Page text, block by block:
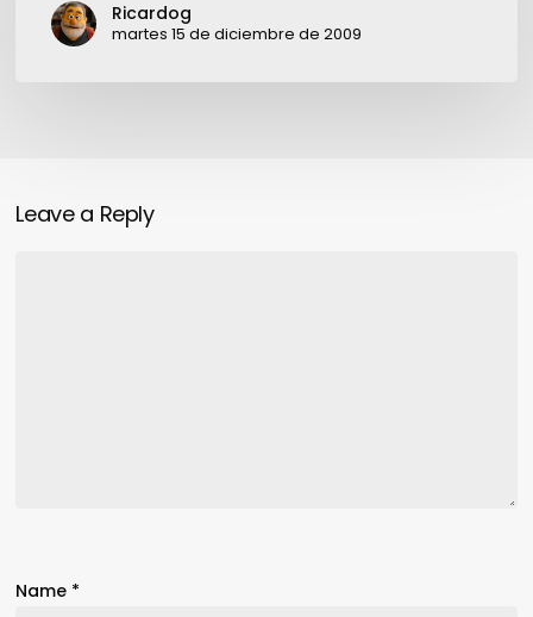
Ricardog
martes 15 de diciembre de 2009
Leave a Reply
Name *